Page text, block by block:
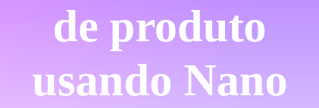
de produto
usando Nano